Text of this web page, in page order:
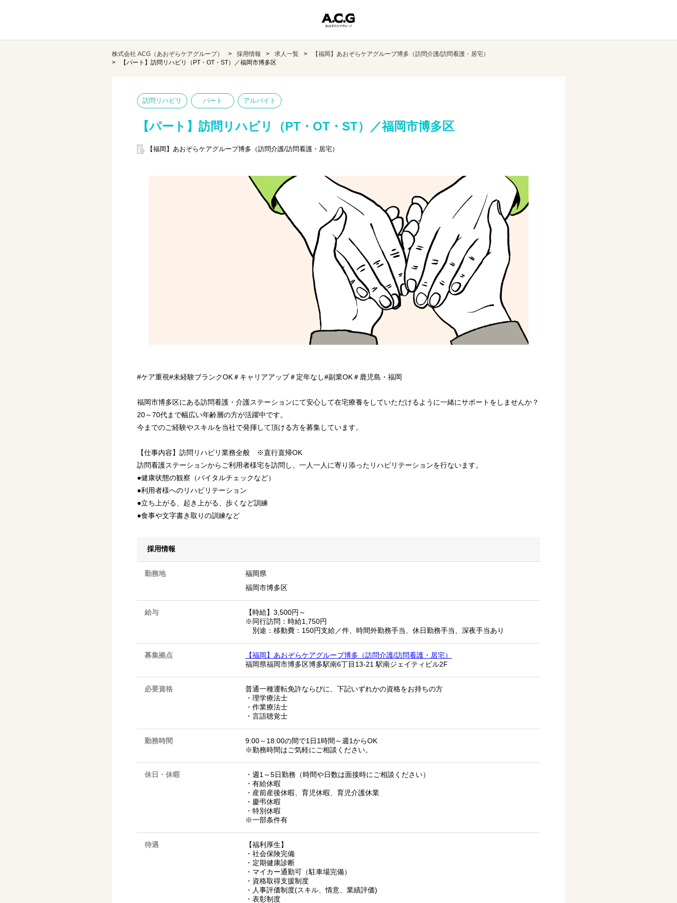
株式会社 ACG（あおぞらケアグループ） 採用情報 求人一覧
【福岡】あおぞらケアグループ博多（訪問介護/訪問看護・居宅）
【パート】訪問リハビリ（PT・OT・ST）／福岡市博多区
訪問リハビリ パート アルバイト
【パート】訪問リハビリ（PT・OT・ST）／福岡市博多区
【福岡】あおぞらケアグループ博多（訪問介護/訪問看護・居宅）
#ケア重視#未経験ブランクOK＃キャリアアップ＃定年なし#副業OK＃鹿児島・福岡
福岡市博多区にある訪問看護・介護ステーションにて安心して在宅療養をしていただけるように一緒にサポートをしませんか？
20～70代まで幅広い年齢層の方が活躍中です。
今までのご経験やスキルを当社で発揮して頂ける方を募集しています。
【仕事内容】訪問リハビリ業務全般 ※直行直帰OK
訪問看護ステーションからご利用者様宅を訪問し、一人一人に寄り添ったリハビリテーションを行ないます。
●健康状態の観察（バイタルチェックなど）
●利用者様へのリハビリテーション
●立ち上がる、起き上がる、歩くなど訓練
●食事や文字書き取りの訓練など
採用情報
勤務地
福岡県
福岡市博多区
給与
【時給】3,500円～
※同行訪問：時給1,750円
別途：移動費：150円支給／件、時間外勤務手当、休日勤務手当、深夜手当あり
募集拠点
【福岡】あおぞらケアグループ博多（訪問介護/訪問看護・居宅）
福岡県福岡市博多区博多駅南6丁目13-21 駅南ジェイティビル2F
必要資格
普通一種運転免許ならびに、下記いずれかの資格をお持ちの方
・理学療法士
・作業療法士
・言語聴覚士
勤務時間
9:00～18:00の間で1日1時間～週1からOK
※勤務時間はご気軽にご相談ください。
休日・休暇
・週1～5日勤務（時間や日数は面接時にご相談ください）
・有給休暇
・産前産後休暇、育児休暇、育児介護休業
・慶弔休暇
・特別休暇
※一部条件有
待遇
【福利厚生】
・社会保険完備
・定期健康診断
・マイカー通勤可（駐車場完備）
・資格取得支援制度
・人事評価制度(スキル、情意、業績評価)
・表彰制度